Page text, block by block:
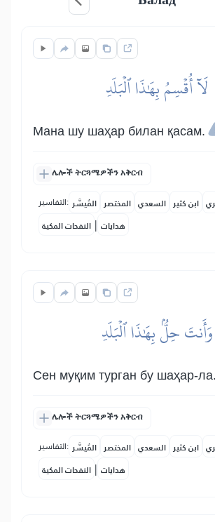
لَآ أُقۡسِمُ بِهَٰذَا ٱلۡبَلَدِ
Мана шу шаҳар билан қасам.
ሌሎች ትርጓሜዎችን አቅርብ
التفاسير: المُيسَّر المختصر السعدي ابن كثير
النفحات المكية | هدايات
وَأَنتَ حِلُّۢ بِهَٰذَا ٱلۡبَلَدِ
Сен муқим турган бу шаҳар-ла.
ሌሎች ትርጓሜዎችን አቅርብ
التفاسير: المُيسَّر المختصر السعدي ابن كثير
النفحات المكية | هدايات